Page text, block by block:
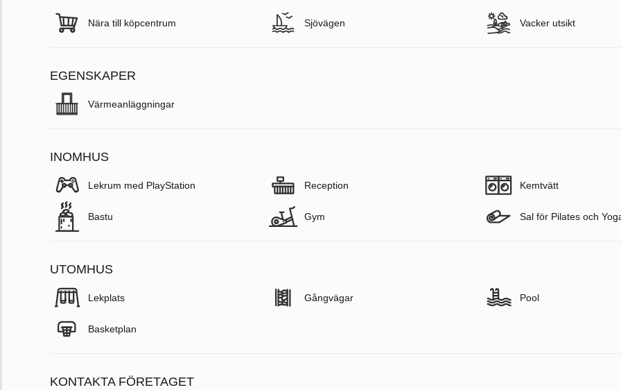
Nära till köpcentrum Sjövägen Vacker utsikt
EGENSKAPER
Värmeanläggningar
INOMHUS
Lekrum med PlayStation Reception Kemtvätt
Bastu Gym Sal för Pilates och
UTOMHUS
Lekplats Gångvägar Pool
Basketplan
KONTAKTA FÖRETAGET